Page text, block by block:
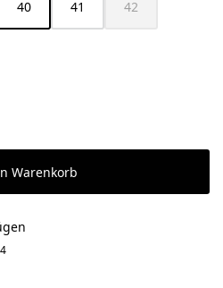
40 41 42
(Diese Option ist
den gewünschten
Warenkorb